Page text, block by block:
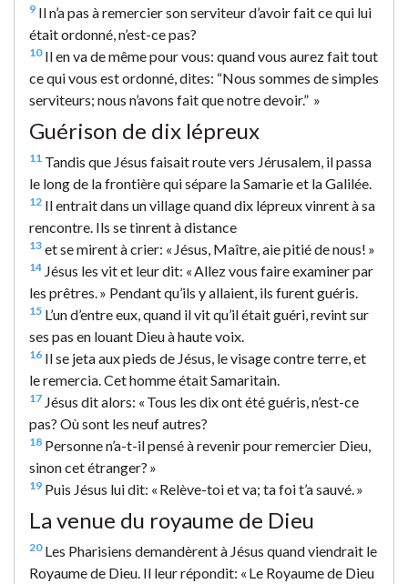
9 Il n’a pas à remercier son serviteur d’avoir fait ce qui lui
était ordonné, n’est-ce pas?
10Il en va de même pour vous: quand vous aurez fait tout
ce qui vous est ordonné, dites: “Nous sommes de simples
serviteurs; nous n’avons fait que notre devoir.” »
Guérison de dix lépreux
11 Tandis que Jésus faisait route vers Jérusalem, il passa
le long de la frontière qui sépare la Samarie et la Galilée.
12 Il entrait dans un village quand dix lépreux vinrent à sa
rencontre. Ils se tinrent à distance
13 et se mirent à crier: « Jésus, Maître, aie pitié de nous! »
14 Jésus les vit et leur dit: « Allez vous faire examiner par
les prêtres. » Pendant qu’ils y allaient, ils furent guéris.
15 L’un d’entre eux, quand il vit qu’il était guéri, revint sur
ses pas en louant Dieu à haute voix.
16 Il se jeta aux pieds de Jésus, le visage contre terre, et
le remercia. Cet homme était Samaritain.
17 Jésus dit alors: « Tous les dix ont été guéris, n’est-ce
pas? Où sont les neuf autres?
18 Personne n’a-t-il pensé à revenir pour remercier Dieu,
sinon cet étranger? »
19 Puis Jésus lui dit: « Relève-toi et va; ta foi t’a sauvé. »
La venue du royaume de Dieu
20Les Pharisiens demandèrent à Jésus quand viendrait le
Royaume de Dieu. Il leur répondit: « Le Royaume de Dieu